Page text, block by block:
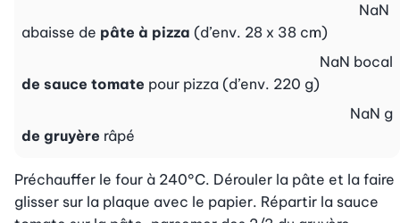
abaisse de pâte à pizza (d’env. 28 x 38 cm)
NaN
de sauce tomate pour pizza (d’env. 220 g)
NaN bocal
de gruyère râpé
NaN g
Préchauffer le four à 240°C. Dérouler la pâte et la faire
glisser sur la plaque avec le papier. Répartir la sauce